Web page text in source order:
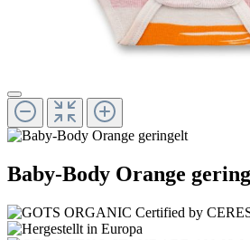
Baby-Body Orange